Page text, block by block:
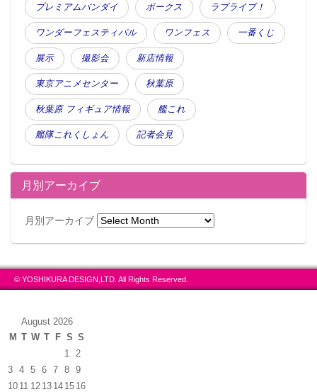
プレミアムバンダイ ボークス ラブライブ！
ワンダーフェスティバル ワンフェス 一番くじ
展示 撮影会 新店情報
東京アニメセンター 秋葉原
秋葉原 フィギュア情報 艦これ
艦隊これくしょん 記者会見
月別アーカイブ
月別アーカイブ
© YOSHIKURA DESIGN,LTD. All Rights Reserved.
August 2026
M T W T F S S
1
2
3
4 5 6 7 8
9
10 11 12 13 14 15 16